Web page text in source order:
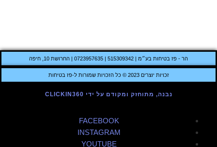
הר - פז בטיחות בע״מ | 515309342 | 0723957635 | החרושת 10, חיפה
זכויות יוצרים 2023 © כל הזכויות שמורות ל-פז בטיחות
נבנה, מתוחזק ומקודם על ידי CLICKIN360
FACEBOOK
INSTAGRAM
YOUTUBE